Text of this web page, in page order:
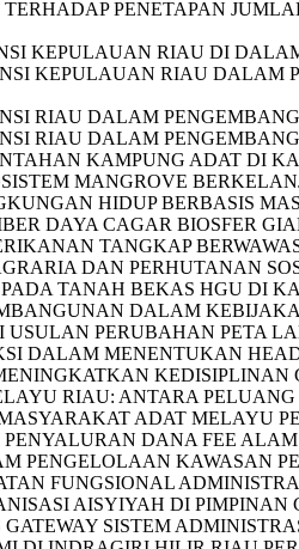
PENETAPAN
KEPULAUAN RIAU DI
KEPULAUAN RIAU DALAM
RIAU DALAM
RIAU DALAM
KAMPUNG ADAT DI
MANGROVE
HIDUP BERBASIS
DAYA CAGAR BIOSFER
TANGKAP
DAN PERHUTANAN
TANAH BEKAS HGU DI
DALAM
USULAN PERUBAHAN PETA
DALAM MENENTUKAN
KEDISIPLINAN
RIAU: ANTARA
ADAT MELAYU
DANA FEE
PENGELOLAAN KAWASAN
FUNGSIONAL
AISYIYAH DI
SISTEM